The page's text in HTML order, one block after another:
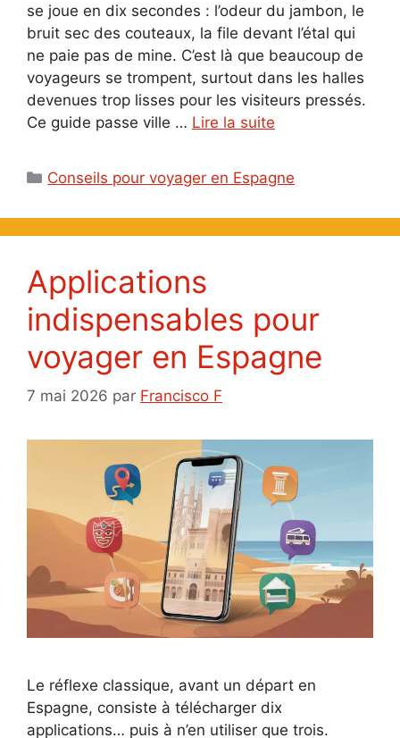
se joue en dix secondes : l’odeur du jambon, le
bruit sec des couteaux, la file devant l’étal qui
ne paie pas de mine. C’est là que beaucoup de
voyageurs se trompent, surtout dans les halles
devenues trop lisses pour les visiteurs pressés.
Ce guide passe ville … Lire la suite
Catégories
Conseils pour voyager en Espagne
Applications
indispensables pour
voyager en Espagne
7 mai 2026 par Francisco F
Le réflexe classique, avant un départ en
Espagne, consiste à télécharger dix
applications… puis à n’en utiliser que trois.